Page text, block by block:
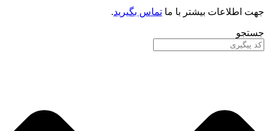
جهت اطلاعات بیشتر با ما تماس بگیرید.
جستجو